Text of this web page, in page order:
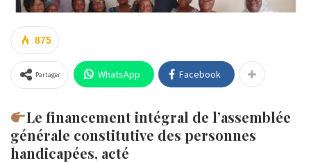
875
Partager WhatsApp Facebook
Le financement intégral de l’assemblée
générale constitutive des personnes
handicapées, acté